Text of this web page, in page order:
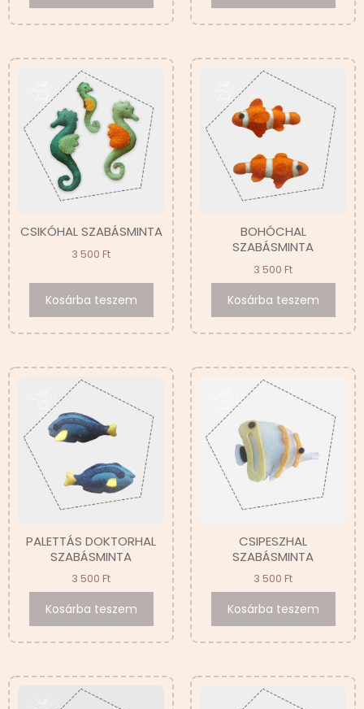
CSIKÓHAL SZABÁSMINTA
3 500 Ft
Kosárba teszem
BOHÓCHAL
SZABÁSMINTA
3 500 Ft
Kosárba teszem
PALETTÁS DOKTORHAL
SZABÁSMINTA
3 500 Ft
Kosárba teszem
CSIPESZHAL
SZABÁSMINTA
3 500 Ft
Kosárba teszem